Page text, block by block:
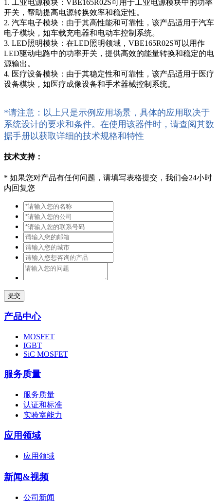
1. 工业电源模块：VBE165R02S可用于工业电源模块中的功率
开关，帮助提高电源转换效率和稳定性。
2. 汽车电子模块：由于其高性能和可靠性，该产品适用于汽车
电子模块，如车载充电器和电动车控制系统。
3. LED照明模块：在LED照明领域，VBE165R02S可以用作
LED驱动电路中的功率开关，提供高效的能量转换和稳定的电
源输出。
4. 医疗设备模块：由于其稳定性和可靠性，该产品适用于医疗
设备模块，如医疗成像设备和手术器械控制系统。
*请注意：以上只是示例应用场景，具体的应用取决于
系统设计的要求和条件。在使用该器件时，请查阅其数
据手册以获取详细的技术规格和特性
技术支持：
* 如果您对产品有任何问题，请填写表格提交，我们会24小时
内回复您
提交
产品中心
MOSFET
IGBT
SiC MOSFET
服务质量
服务质量
认证和标准
实验室能力
应用领域
应用领域
新闻&视频
公司新闻